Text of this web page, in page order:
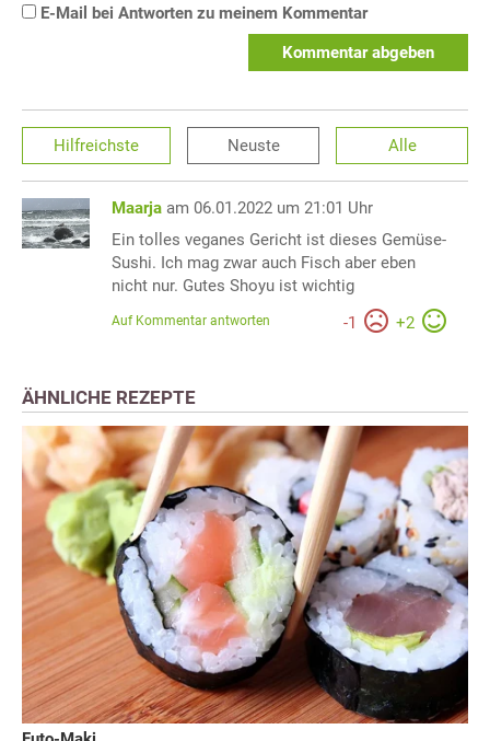
E-Mail bei Antworten zu meinem Kommentar
Kommentar abgeben
Hilfreichste Neuste Alle
Maarja am 06.01.2022 um 21:01 Uhr
Ein tolles veganes Gericht ist dieses Gemüse-
Sushi. Ich mag zwar auch Fisch aber eben
nicht nur. Gutes Shoyu ist wichtig
-1 +2
Auf Kommentar antworten
ÄHNLICHE REZEPTE